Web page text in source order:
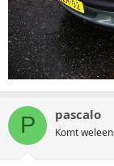
P pascalo
Komt